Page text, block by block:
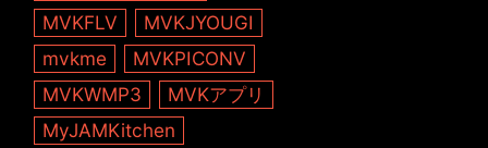
MVKFLV
MVKJYOUGI
mvkme
MVKPICONV
MVKWMP3
MVKアプリ
MyJAMKitchen